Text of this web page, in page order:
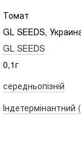
Томат
GL SEEDS,
GL SEEDS
0,1г
середньопізній
Індетермінантний